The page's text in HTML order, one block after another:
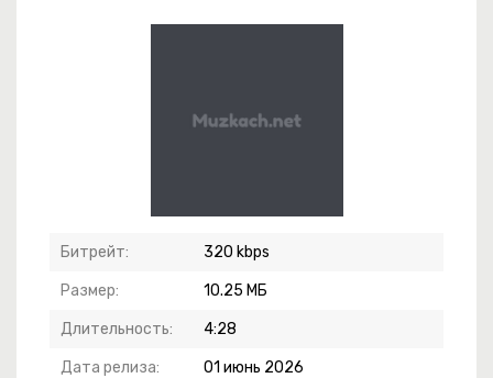
Битрейт: 320 kbps
Размер: 10.25 МБ
Длительность: 4:28
Дата релиза: 01 июнь 2026